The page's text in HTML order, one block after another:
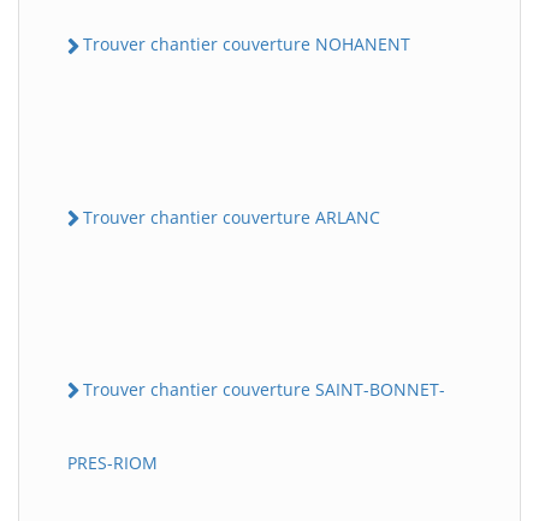
Trouver chantier couverture NOHANENT
Trouver chantier couverture ARLANC
Trouver chantier couverture SAINT-BONNET-
PRES-RIOM